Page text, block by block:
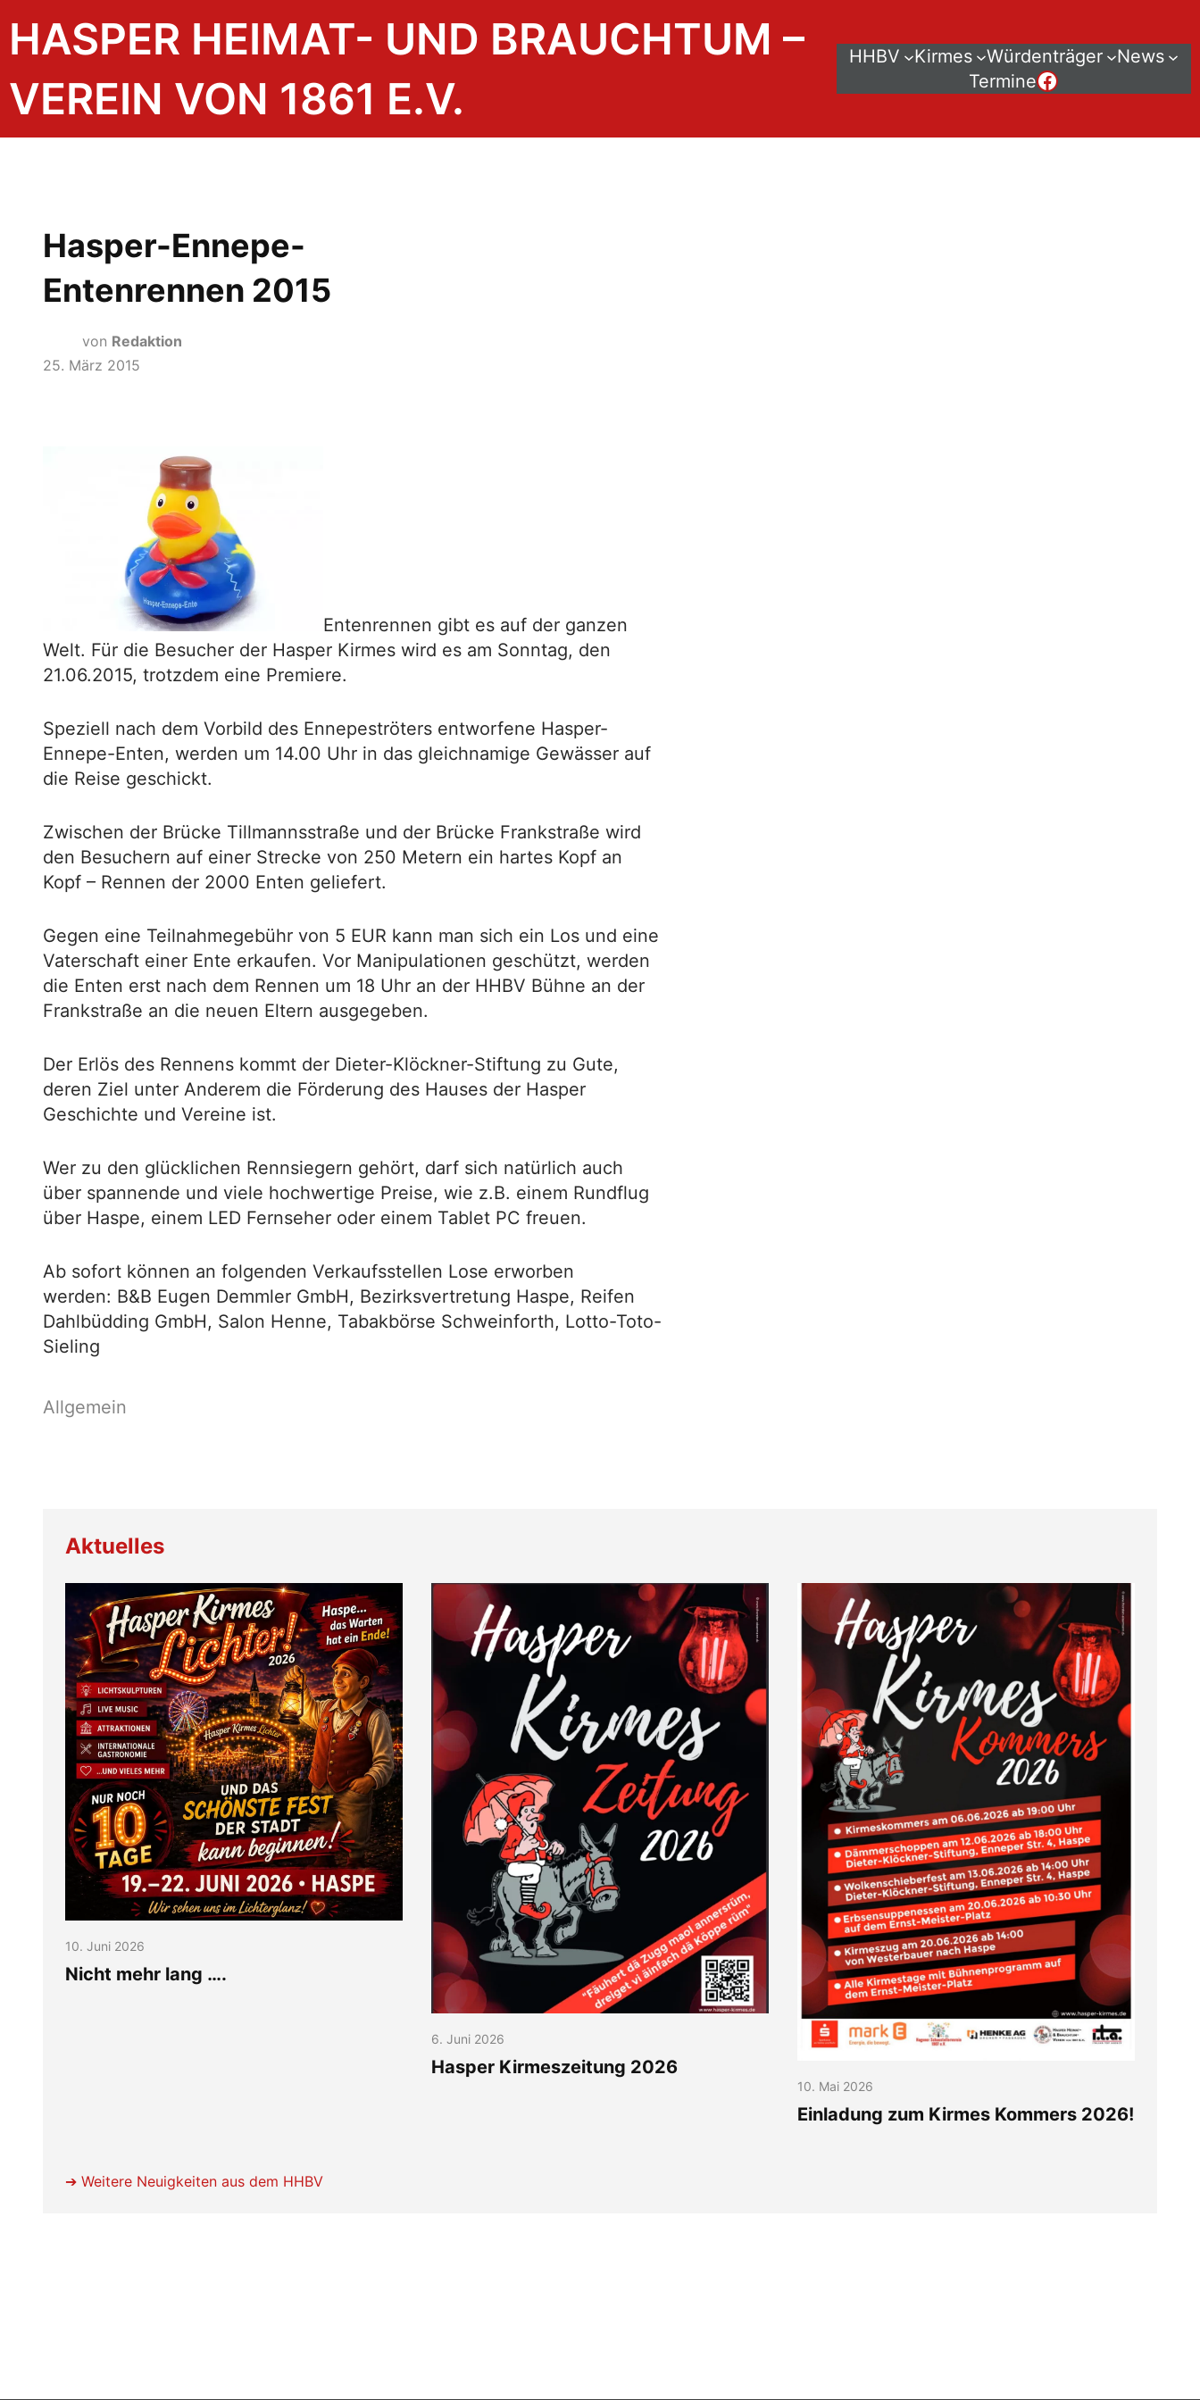
HASPER HEIMAT- UND BRAUCHTUM –
VEREIN VON 1861 E.V.
HHBV Kirmes Würdenträger
News
TermineDer HHBV bei Facebook
Hasper-Ennepe-
Entenrennen 2015
von Redaktion
25. März 2015
Entenrennen gibt es auf der ganzen
Welt. Für die Besucher der Hasper Kirmes wird es am Sonntag, den
21.06.2015, trotzdem eine Premiere.
Speziell nach dem Vorbild des Ennepeströters entworfene Hasper-
Ennepe-Enten, werden um 14.00 Uhr in das gleichnamige Gewässer auf
die Reise geschickt.
Zwischen der Brücke Tillmannsstraße und der Brücke Frankstraße wird
den Besuchern auf einer Strecke von 250 Metern ein hartes Kopf an
Kopf – Rennen der 2000 Enten geliefert.
Gegen eine Teilnahmegebühr von 5 EUR kann man sich ein Los und eine
Vaterschaft einer Ente erkaufen. Vor Manipulationen geschützt, werden
die Enten erst nach dem Rennen um 18 Uhr an der HHBV Bühne an der
Frankstraße an die neuen Eltern ausgegeben.
Der Erlös des Rennens kommt der Dieter-Klöckner-Stiftung zu Gute,
deren Ziel unter Anderem die Förderung des Hauses der Hasper
Geschichte und Vereine ist.
Wer zu den glücklichen Rennsiegern gehört, darf sich natürlich auch
über spannende und viele hochwertige Preise, wie z.B. einem Rundflug
über Haspe, einem LED Fernseher oder einem Tablet PC freuen.
Ab sofort können an folgenden Verkaufsstellen Lose erworben
werden: B&B Eugen Demmler GmbH, Bezirksvertretung Haspe, Reifen
Dahlbüdding GmbH, Salon Henne, Tabakbörse Schweinforth, Lotto-Toto-
Sieling
Aktuelles
10. Juni 2026
Nicht mehr lang ….
6. Juni 2026
Hasper Kirmeszeitung 2026
10. Mai 2026
Einladung zum Kirmes Kommers 2026!
➔ Weitere Neuigkeiten aus dem HHBV